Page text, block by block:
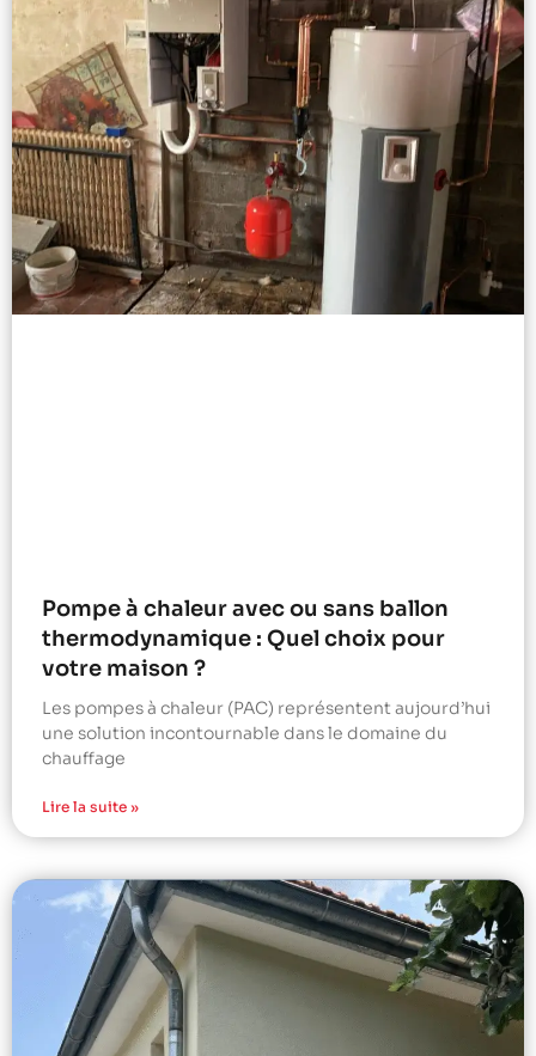
Pompe à chaleur avec ou sans ballon
thermodynamique : Quel choix pour
votre maison ?
Les pompes à chaleur (PAC) représentent aujourd’hui
une solution incontournable dans le domaine du
chauffage
Lire la suite »